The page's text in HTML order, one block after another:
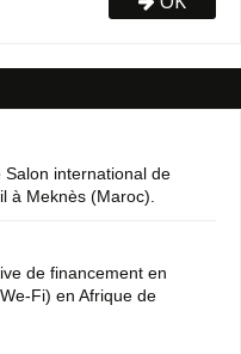
Salon international de
à Meknès (Maroc).
de financement en
Fi) en Afrique de